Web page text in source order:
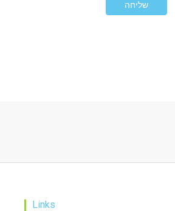
שליחה
Links